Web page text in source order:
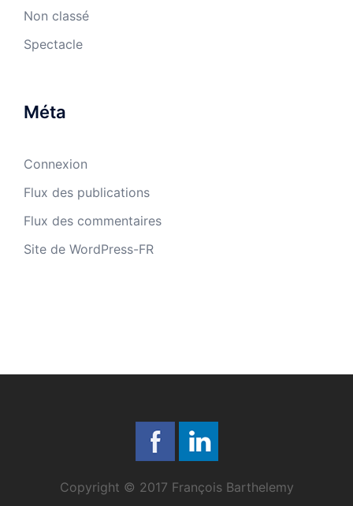
Non classé
Spectacle
Méta
Connexion
Flux des publications
Flux des commentaires
Site de WordPress-FR
Copyright © 2017 François Barthelemy